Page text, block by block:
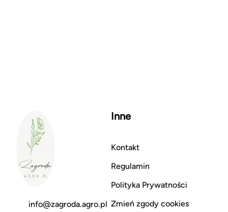
info@zagroda.agro.pl
Inne
Kontakt
Regulamin
Polityka Prywatności
Zmień zgody cookies